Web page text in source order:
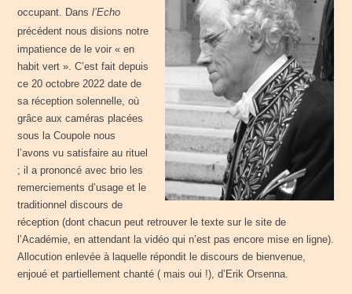
occupant. Dansl’Echo
précédent nousdisions notre
impatience de le voir « en
habit vert ». C’est fait depuis
ce 20 octobre2022 date de
sa réception solennelle, où
grâce aux caméras placées
sous laCoupole nous
l’avons vu satisfaire au rituel
; il a prononcé avec brio les
remerciements d’usage et le
traditionnel discours de
réception (dont chacun peutretrouver le texte sur le site de
l’Académie, en attendant la vidéo qui n’est pas encore mise en ligne).
Allocution enlevée à laquelle répondit le discours de bienvenue,
enjoué et partiellement chanté ( mais oui !), d’Erik Orsenna.